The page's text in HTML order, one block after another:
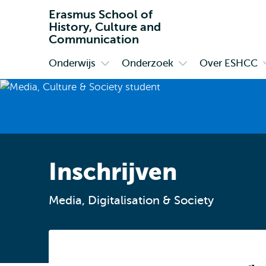
Erasmus School of
History, Culture and
Communication
Primair
Onderwijs
submenu
Onderzoek Over ESHCC
Inschrijven
Media, Digitalisation & Society